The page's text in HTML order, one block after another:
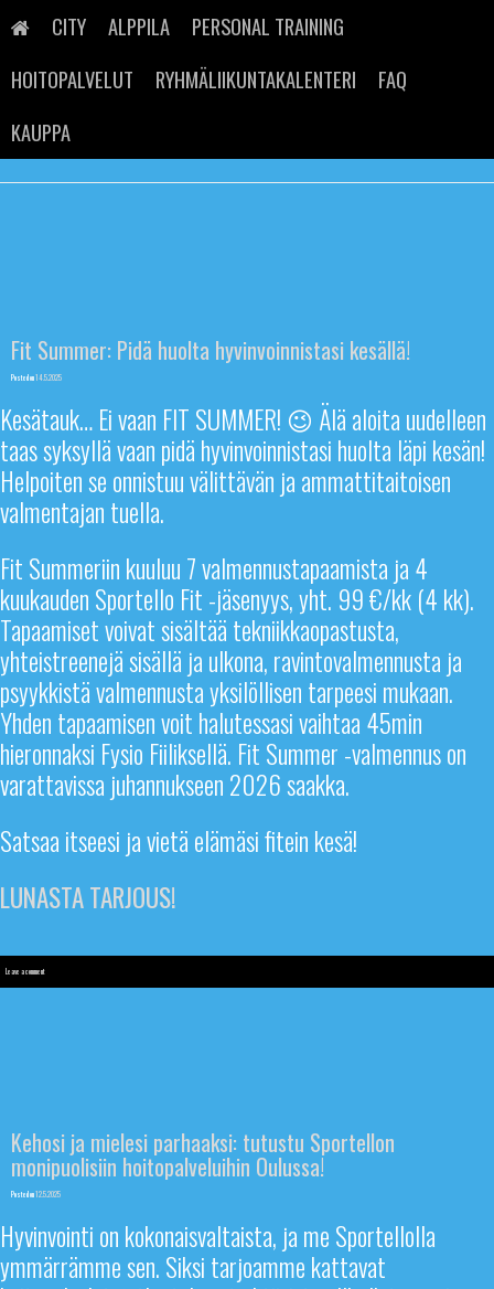
content
CITY ALPPILA
PERSONAL TRAINING
HOITOPALVELUT
RYHMÄLIIKUNTAKALENTERI
FAQ
KAUPPA
Fit Summer: Pidä huolta hyvinvoinnistasi kesällä!
Posted on14.5.2025
Kesätauk… Ei vaan FIT SUMMER! 😉 Älä aloita uudelleen
taas syksyllä vaan pidä hyvinvoinnistasi huolta läpi kesän!
Helpoiten se onnistuu välittävän ja ammattitaitoisen
valmentajan tuella.
Fit Summeriin kuuluu 7 valmennustapaamista ja 4
kuukauden Sportello Fit -jäsenyys, yht. 99 €/kk (4 kk).
Tapaamiset voivat sisältää tekniikkaopastusta,
yhteistreenejä sisällä ja ulkona, ravintovalmennusta ja
psyykkistä valmennusta yksilöllisen tarpeesi mukaan.
Yhden tapaamisen voit halutessasi vaihtaa 45min
hieronnaksi Fysio Fiiliksellä. Fit Summer -valmennus on
varattavissa juhannukseen 2026 saakka.
Satsaa itseesi ja vietä elämäsi fitein kesä!
LUNASTA TARJOUS!
Leave a comment
Kehosi ja mielesi parhaaksi: tutustu Sportellon
monipuolisiin hoitopalveluihin Oulussa!
Posted on12.5.2025
Hyvinvointi on kokonaisvaltaista, ja me Sportellolla
ymmärrämme sen. Siksi tarjoamme kattavat